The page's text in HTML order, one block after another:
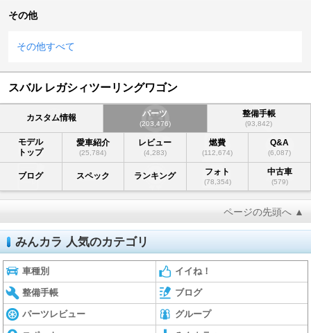
その他
その他すべて
スバル レガシィツーリングワゴン
カスタム情報 パーツ
(203,476)
整備手帳
(93,842)
モデル
トップ
愛車紹介
(25,784)
レビュー
(4,283)
燃費
(112,674)
Q&A
(6,087)
ブログ スペック ランキング フォト
(78,354)
中古車
(579)
ページの先頭へ ▲
みんカラ 人気のカテゴリ
車種別 イイね！
整備手帳 ブログ
パーツレビュー グループ